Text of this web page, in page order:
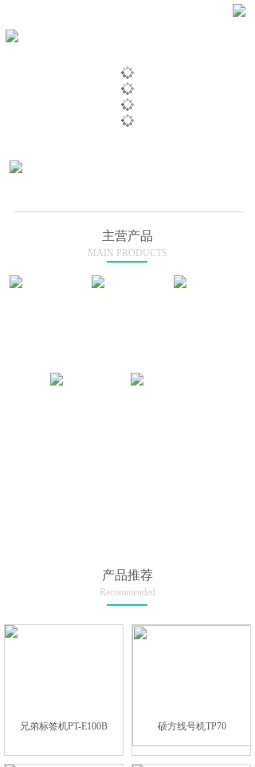
主营产品
MAIN PRODUCTS
产品推荐
Recommended
硕方线号机TP70
兄弟标签机PT-E100B